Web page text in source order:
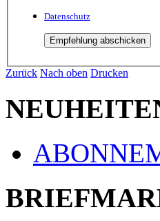
Datenschutz
Zurück Nach oben Drucken